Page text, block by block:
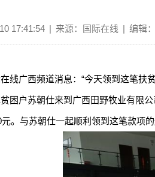
17:41:54 | 来源：国际在线 | 编辑
广西频道消息：“今天领到这笔扶贫
困户苏朝仕来到广西田野牧业有限
元。与苏朝仕一起顺利领到这笔款项